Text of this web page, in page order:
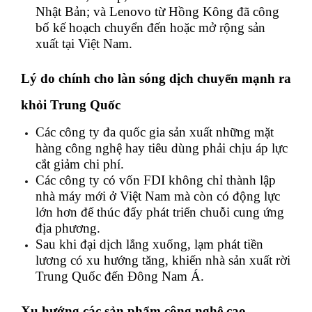
Nhật Bản; và Lenovo từ Hồng Kông đã công
bố kế hoạch chuyển đến hoặc mở rộng sản
xuất tại Việt Nam.
Lý do chính cho làn sóng dịch chuyển mạnh ra
khỏi Trung Quốc
Các công ty đa quốc gia sản xuất những mặt
hàng công nghệ hay tiêu dùng phải chịu áp lực
cắt giảm chi phí.
Các công ty có vốn FDI không chỉ thành lập
nhà máy mới ở Việt Nam mà còn có động lực
lớn hơn để thúc đẩy phát triển chuỗi cung ứng
địa phương.
Sau khi đại dịch lắng xuống, lạm phát tiền
lương có xu hướng tăng, khiến nhà sản xuất rời
Trung Quốc đến Đông Nam Á.